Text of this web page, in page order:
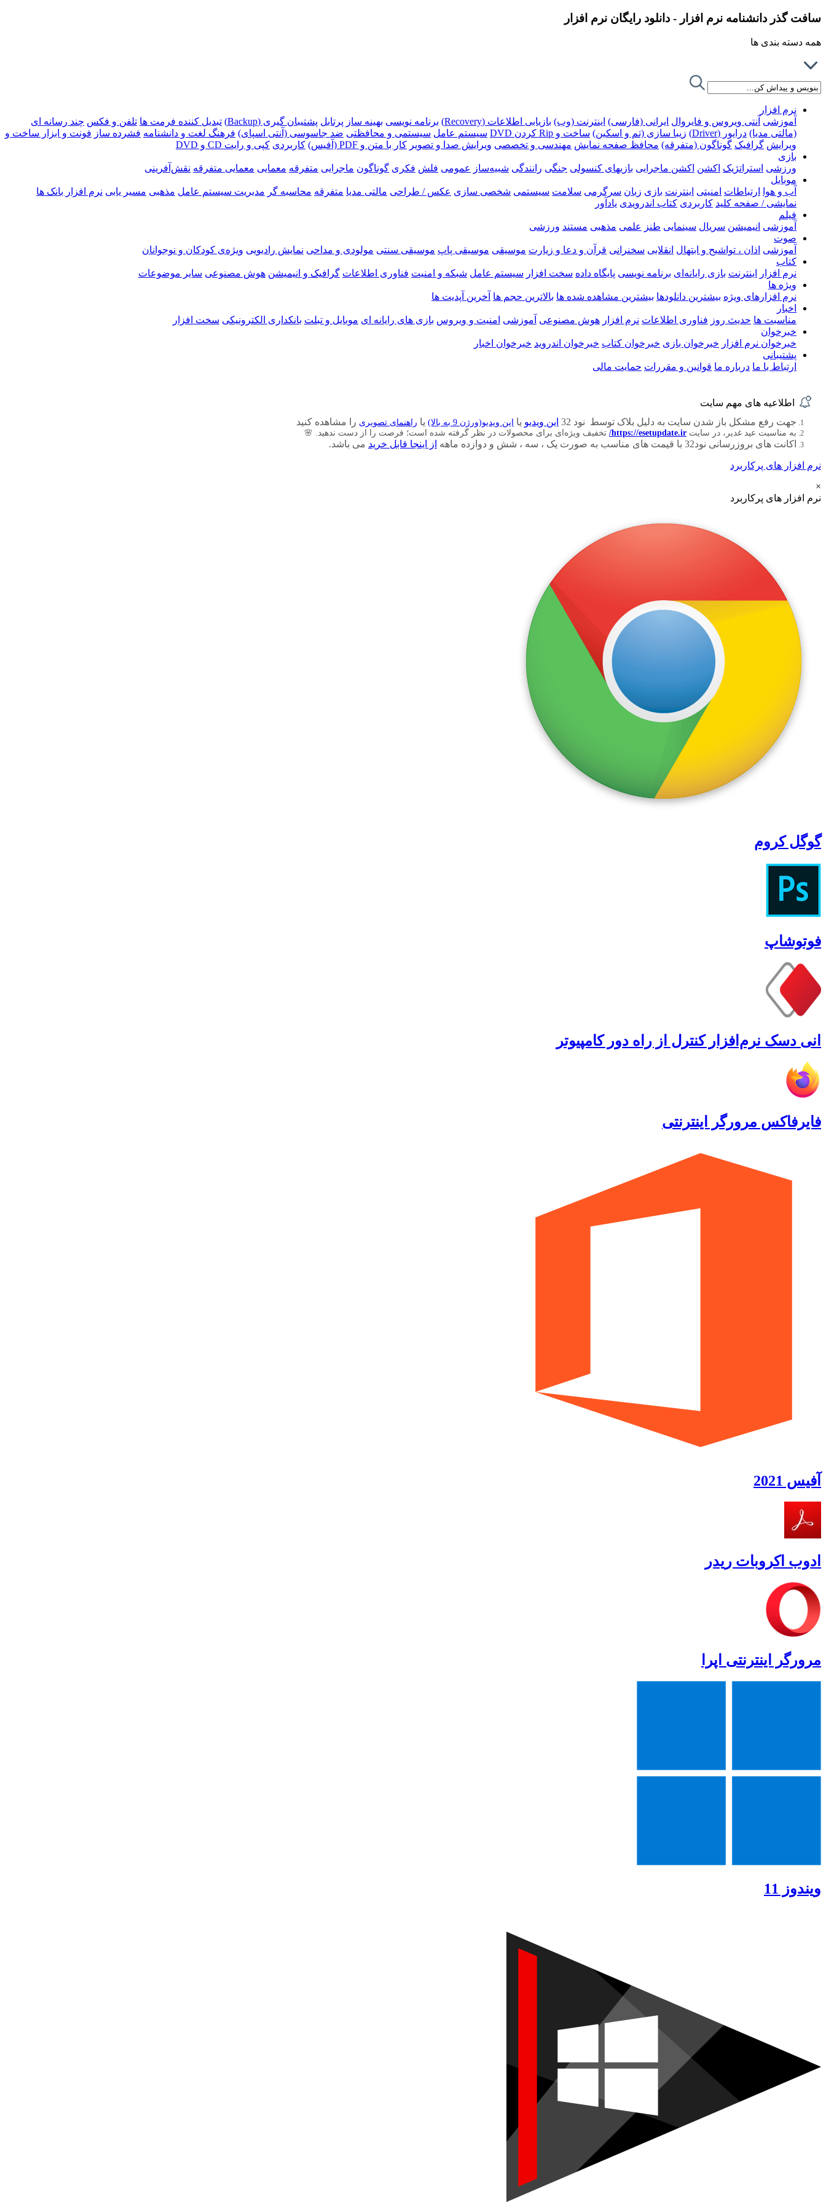
سافت گذر دانشنامه نرم افزار - دانلود رایگان نرم افزار
همه دسته بندی ها
نرم افزار
آموزشی آنتی ویروس و فایروال ایرانی (فارسی) اینترنت (وب) بازیابی اطلاعات (Recovery) برنامه نویسی بهینه ساز پرتابل پشتیبان گیری (Backup) تبدیل کننده فرمت ها تلفن و فکس چند رسانه ای
(مالتی مدیا) درایور (Driver) زیبا سازی (تم و اسکین) ساخت و Rip کردن DVD سیستم عامل سیستمی و محافظتی ضد جاسوسی (آنتی اسپای) فرهنگ لغت و دانشنامه فشرده ساز فونت و ابزار ساخت و
ویرایش گرافیک گوناگون (متفرقه) محافظ صفحه نمایش مهندسی و تخصصی ویرایش صدا و تصویر کار با متن و PDF (آفیس) کاربردی کپی و رایت CD و DVD
بازی
ورزشی استراتژیک اکشن اکشن ماجرایی بازیهای کنسولی جنگی رانندگی شبیه‌ساز عمومی فلش فکری گوناگون ماجرایی متفرقه معمایی معمایی متفرقه نقش‌آفرینی
موبایل
آب و هوا
ارتباطات امنیتی اینترنت بازی زبان سرگرمی سلامت سیستمی شخصی سازی عکس / طراحی مالتی مدیا متفرقه محاسبه گر مدیریت سیستم عامل مذهبی مسیر یابی نرم افزار بانک ها
نمایشی / صفحه کلید کاربردی کتاب اندرویدی یادآور
فیلم
آموزشی انیمیشن سریال سینمایی طنز علمی مذهبی مستند ورزشی
صوت
آموزشی اذان ، تواشیح و ابتهال انقلابی سخنرانی قرآن و دعا و زیارت موسیقی موسیقی پاپ موسیقی سنتی مولودی و مداحی نمایش رادیویی ویژه‌ی کودکان و نوجوانان
کتاب
نرم افزار
اینترنت بازی رایانه‌ای برنامه نویسی پایگاه داده سخت افزار سیستم عامل شبکه و امنیت فناوری اطلاعات گرافیک و انیمیشن هوش مصنوعی سایر موضوعات
ویژه ها
نرم افزارهای ویژه بیشترین دانلودها بیشترین مشاهده شده ها بالاترین حجم ها آخرین آپدیت ها
اخبار
مناسبت ها حدیث روز فناوری اطلاعات نرم افزار هوش مصنوعی آموزشی امنیت و ویروس بازی های رایانه ای موبایل و تبلت بانکداری الکترونیکی سخت افزار
خبرخوان
خبرخوان نرم افزار خبرخوان بازی خبرخوان کتاب خبرخوان اندروید خبرخوان اخبار
پشتیبانی
ارتباط با ما درباره ما قوانین و مقررات حمایت مالی
اطلاعیه های مهم سایت
جهت رفع مشکل باز شدن سایت به دلیل بلاک توسط نود 32
این ویدیو یا این ویدیو(ورژن 9 به بالا) یا راهنمای تصویری را مشاهده کنید
به مناسبت عید غدیر، در سایت https://esetupdate.ir/ تخفیف ویژه‌ای برای محصولات در نظر گرفته شده است؛ فرصت را از دست ندهید. 🌸
اکانت های بروزرسانی نود32 با قیمت های مناسب به صورت یک ، سه ، شش و دوازده ماهه از اینجا قابل خرید می باشد.
نرم افزار های پرکاربرد
×
نرم افزار های پرکاربرد
گوگل کروم
فوتوشاپ
انی دسک نرم‌افزار کنترل از راه دور کامپیوتر
فایرفاکس مرورگر اینترنتی
آفیس 2021
ادوب اکروبات ریدر
مرورگر اینترنتی اپرا
ویندوز 11